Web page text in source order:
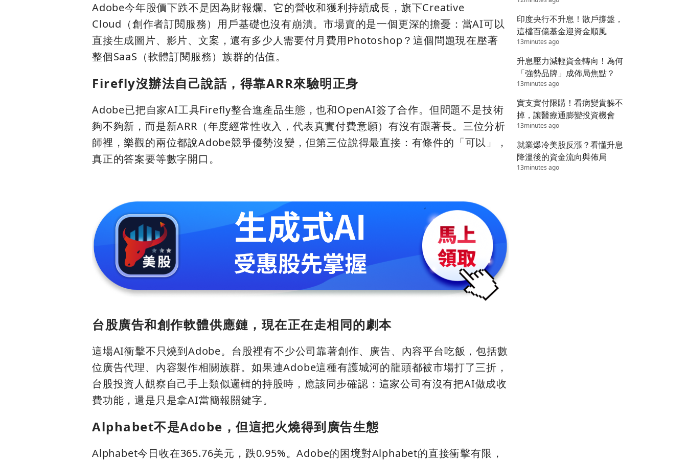
Adobe今年股價下跌不是因為財報爛。它的營收和獲利持續成長，旗下Creative
Cloud（創作者訂閱服務）用戶基礎也沒有崩潰。市場賣的是一個更深的擔憂：當AI可以
直接生成圖片、影片、文案，還有多少人需要付月費用Photoshop？這個問題現在壓著
整個SaaS（軟體訂閱服務）族群的估值。
Firefly沒辦法自己說話，得靠ARR來驗明正身
Adobe已把自家AI工具Firefly整合進產品生態，也和OpenAI簽了合作。但問題不是技術
夠不夠新，而是新ARR（年度經常性收入，代表真實付費意願）有沒有跟著長。三位分析
師裡，樂觀的兩位都說Adobe競爭優勢沒變，但第三位說得最直接：有條件的「可以」，
真正的答案要等數字開口。
台股廣告和創作軟體供應鏈，現在正在走相同的劇本
這場AI衝擊不只燒到Adobe。台股裡有不少公司靠著創作、廣告、內容平台吃飯，包括數
位廣告代理、內容製作相關族群。如果連Adobe這種有護城河的龍頭都被市場打了三折，
台股投資人觀察自己手上類似邏輯的持股時，應該同步確認：這家公司有沒有把AI做成收
費功能，還是只是拿AI當簡報關鍵字。
Alphabet不是Adobe，但這把火燒得到廣告生態
Alphabet今日收在365.76美元，跌0.95%。Adobe的困境對Alphabet的直接衝擊有限，
印度央行不升息！散戶撐盤，
這檔百億基金迎資金順風
13minutes ago
升息壓力減輕資金轉向！為何
「強勢品牌」成佈局焦點？
13minutes ago
實支實付限購！看病變貴躲不
掉，讓醫療通膨變投資機會
13minutes ago
就業爆冷美股反漲？看懂升息
降溫後的資金流向與佈局
13minutes ago